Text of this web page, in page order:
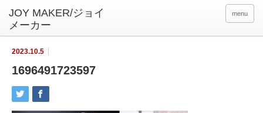
menu
2023.10.5
1696491723597